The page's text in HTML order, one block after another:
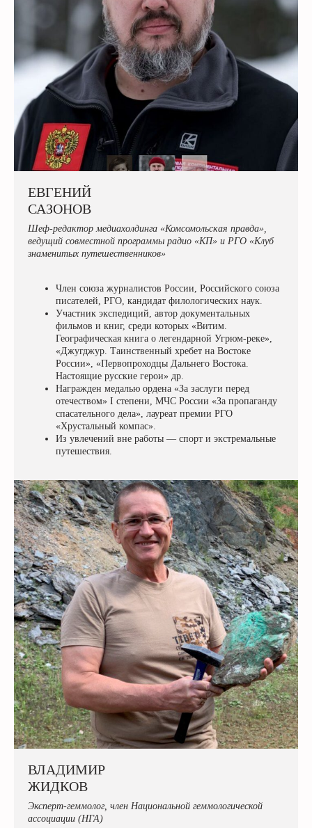
ЕВГЕНИЙ
САЗОНОВ
Шеф-редактор медиахолдинга «Комсомольская правда»,
ведущий совместной программы радио «КП» и РГО «Клуб
знаменитых путешественников»
Член союза журналистов России, Российского союза
писателей, РГО, кандидат филологических наук.
Участник экспедиций, автор документальных
фильмов и книг, среди которых «Витим.
Географическая книга о легендарной Угрюм-реке»,
«Джугджур. Таинственный хребет на Востоке
России», «Первопроходцы Дальнего Востока.
Настоящие русские герои» др.
Награжден медалью ордена «За заслуги перед
отечеством» I степени, МЧС России «За пропаганду
спасательного дела», лауреат премии РГО
«Хрустальный компас».
Из увлечений вне работы — спорт и экстремальные
путешествия.
ВЛАДИМИР
ЖИДКОВ
Эксперт-геммолог, член Национальной геммологической
ассоциации (НГА)